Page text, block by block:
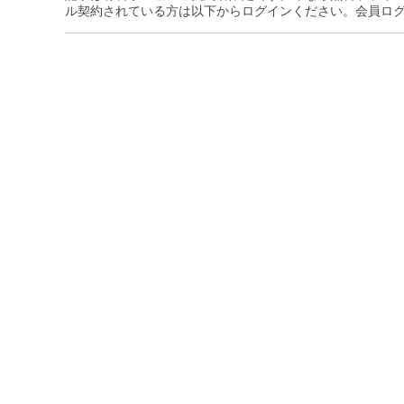
ル契約されている方は以下からログインください。会員ロ